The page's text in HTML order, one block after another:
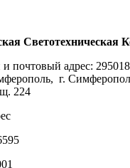
Светотехническая
почтовый адрес:
г.
224